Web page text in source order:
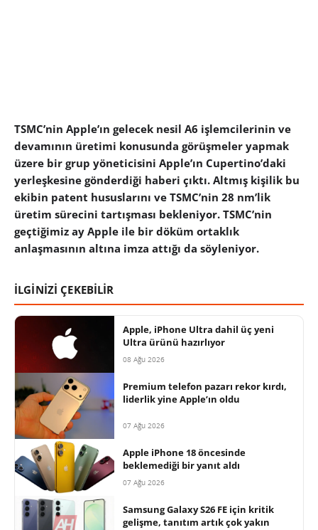
TSMC’nin Apple’ın gelecek nesil A6 işlemcilerinin ve
devamının üretimi konusunda görüşmeler yapmak
üzere bir grup yöneticisini Apple’ın Cupertino’daki
yerleşkesine gönderdiği haberi çıktı. Altmış kişilik bu
ekibin patent hususlarını ve TSMC’nin 28 nm’lik
üretim sürecini tartışması bekleniyor. TSMC’nin
geçtiğimiz ay Apple ile bir döküm ortaklık
anlaşmasının altına imza attığı da söyleniyor.
İLGİNİZİ ÇEKEBİLİR
Apple, iPhone Ultra dahil üç yeni
Ultra ürünü hazırlıyor
08 Ağu 2026
Premium telefon pazarı rekor kırdı,
liderlik yine Apple’ın oldu
07 Ağu 2026
Apple iPhone 18 öncesinde
beklemediği bir yanıt aldı
07 Ağu 2026
Samsung Galaxy S26 FE için kritik
gelişme, tanıtım artık çok yakın